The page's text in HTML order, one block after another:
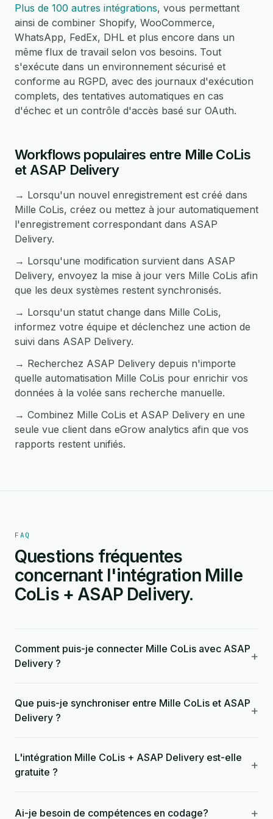
Plus de 100 autres intégrations, vous permettant
ainsi de combiner Shopify, WooCommerce,
WhatsApp, FedEx, DHL et plus encore dans un
même flux de travail selon vos besoins. Tout
s'exécute dans un environnement sécurisé et
conforme au RGPD, avec des journaux d'exécution
complets, des tentatives automatiques en cas
d'échec et un contrôle d'accès basé sur OAuth.
Workflows populaires entre Mille CoLis
et ASAP Delivery
→ Lorsqu'un nouvel enregistrement est créé dans
Mille CoLis, créez ou mettez à jour automatiquement
l'enregistrement correspondant dans ASAP
Delivery.
→ Lorsqu'une modification survient dans ASAP
Delivery, envoyez la mise à jour vers Mille CoLis afin
que les deux systèmes restent synchronisés.
→ Lorsqu'un statut change dans Mille CoLis,
informez votre équipe et déclenchez une action de
suivi dans ASAP Delivery.
→ Recherchez ASAP Delivery depuis n'importe
quelle automatisation Mille CoLis pour enrichir vos
données à la volée sans recherche manuelle.
→ Combinez Mille CoLis et ASAP Delivery en une
seule vue client dans eGrow analytics afin que vos
rapports restent unifiés.
FAQ
Questions fréquentes
concernant l'intégration Mille
CoLis + ASAP Delivery.
Comment puis-je connecter Mille CoLis avec ASAP
Delivery ?
+
Que puis-je synchroniser entre Mille CoLis et ASAP
Delivery ?
+
L'intégration Mille CoLis + ASAP Delivery est-elle
gratuite ?
+
Ai-je besoin de compétences en codage? +